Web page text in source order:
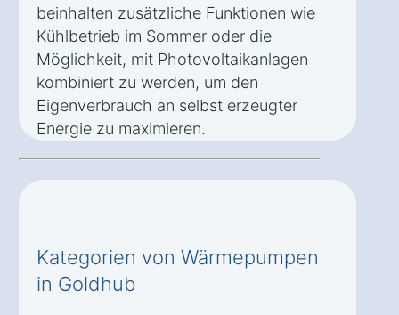
beinhalten zusätzliche Funktionen wie
Kühlbetrieb im Sommer oder die
Möglichkeit, mit Photovoltaikanlagen
kombiniert zu werden, um den
Eigenverbrauch an selbst erzeugter
Energie zu maximieren.
Kategorien von Wärmepumpen
in Goldhub